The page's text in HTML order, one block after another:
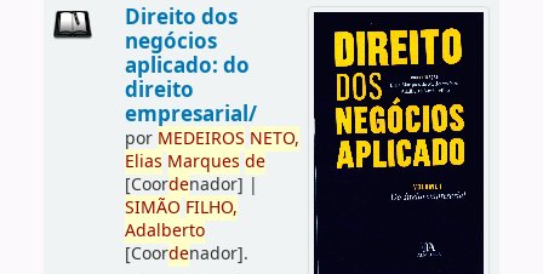
Direito dos
negócios
aplicado: do
direito
empresarial/
por MEDEIROS NETO,
Elias Marques de
[Coordenador] |
SIMÃO FILHO,
Adalberto
[Coordenador].